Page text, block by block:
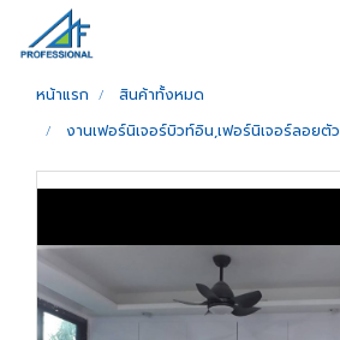
หน้าแรก
สินค้าทั้งหมด
งานเฟอร์นิเจอร์บิวท์อิน,เฟอร์นิเจอร์ลอยตัว